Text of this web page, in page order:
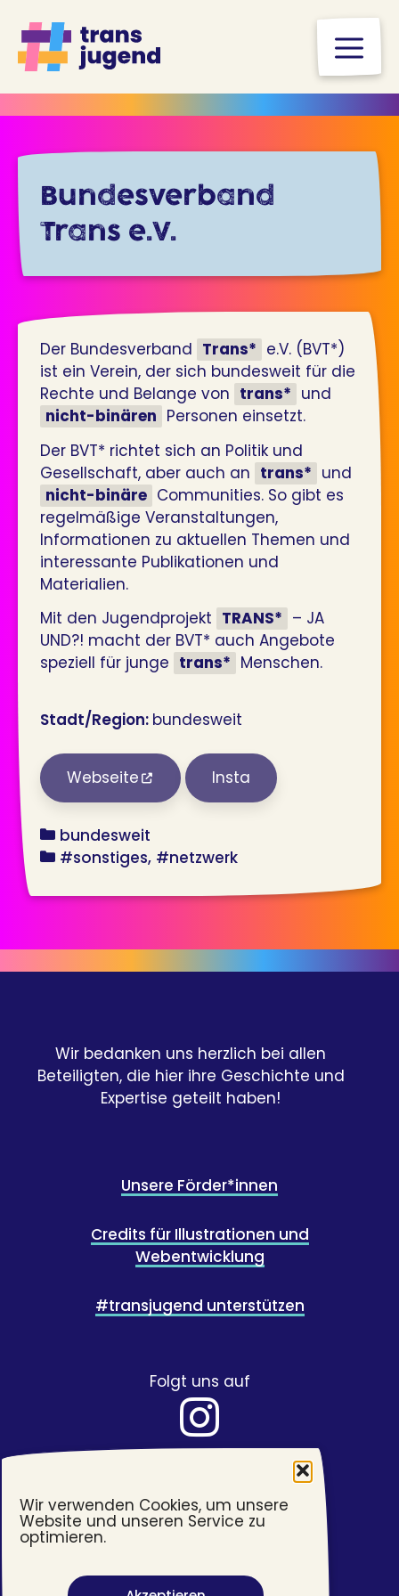
Wir verwenden Cookies, um unsere
Website und unseren Service zu
optimieren.
Inhalt
springen
Bundesverband
Trans e.V.
Der Bundesverband Trans* e.V. (BVT*)
ist ein Verein, der sich bundesweit für die
Rechte und Belange von trans* und
nicht-binären Personen einsetzt.
Der BVT* richtet sich an Politik und
Gesellschaft, aber auch an trans* und
nicht-binäre Communities. So gibt es
regelmäßige Veranstaltungen,
Informationen zu aktuellen Themen und
interessante Publikationen und
Materialien.
Mit den Jugendprojekt TRANS* – JA
UND?! macht der BVT* auch Angebote
speziell für junge trans* Menschen.
Stadt/Region: bundesweit
Webseite Insta
bundesland
bundesweit
angebot
#sonstiges #netzwerk
Wir bedanken uns herzlich bei allen
Beteiligten, die hier ihre Geschichte und
Expertise geteilt haben!
Unsere Förder*innen
Credits für Illustrationen und
Webentwicklung
#transjugend unterstützen
Folgt uns auf